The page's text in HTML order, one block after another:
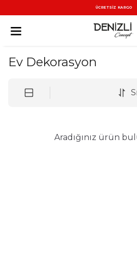
ÜCRETSİZ KARGO
Ev Dekorasyon
Aradığınız ürün